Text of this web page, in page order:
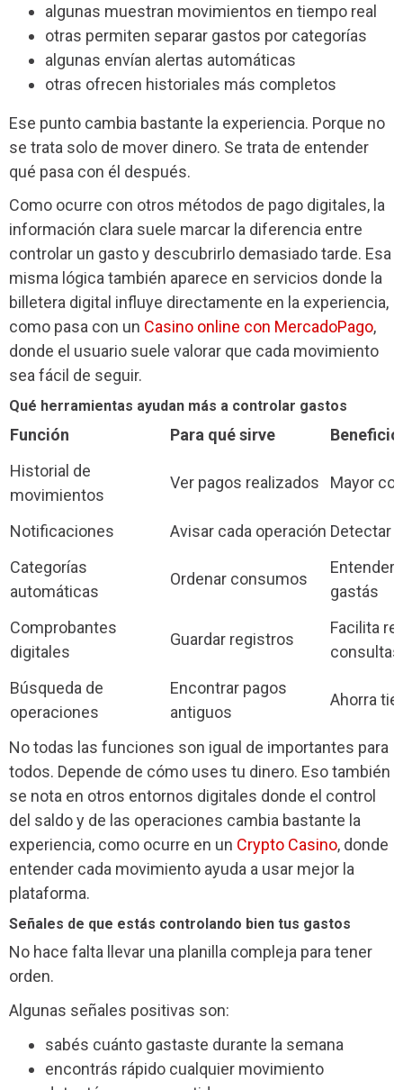
algunas muestran movimientos en tiempo real
otras permiten separar gastos por categorías
algunas envían alertas automáticas
otras ofrecen historiales más completos
Ese punto cambia bastante la experiencia. Porque no
se trata solo de mover dinero. Se trata de entender
qué pasa con él después.
Como ocurre con otros métodos de pago digitales, la
información clara suele marcar la diferencia entre
controlar un gasto y descubrirlo demasiado tarde. Esa
misma lógica también aparece en servicios donde la
billetera digital influye directamente en la experiencia,
como pasa con un Casino online con MercadoPago,
donde el usuario suele valorar que cada movimiento
sea fácil de seguir.
Qué herramientas ayudan más a controlar gastos
Función Para qué sirve
Beneficio
Historial de
movimientos
Ver pagos realizados Mayor
Notificaciones Avisar cada operación Detectar
Categorías
automáticas
Ordenar consumos
Entender
gastás
Comprobantes
digitales
Guardar registros
Facilita
consultas
Búsqueda de
operaciones
Encontrar pagos
antiguos
Ahorra
No todas las funciones son igual de importantes para
todos. Depende de cómo uses tu dinero. Eso también
se nota en otros entornos digitales donde el control
del saldo y de las operaciones cambia bastante la
experiencia, como ocurre en un Crypto Casino, donde
entender cada movimiento ayuda a usar mejor la
plataforma.
Señales de que estás controlando bien tus gastos
No hace falta llevar una planilla compleja para tener
orden.
Algunas señales positivas son:
sabés cuánto gastaste durante la semana
encontrás rápido cualquier movimiento